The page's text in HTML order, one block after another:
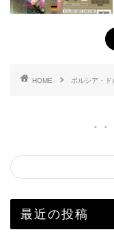
HOME ボルシア・ド
最近の投稿